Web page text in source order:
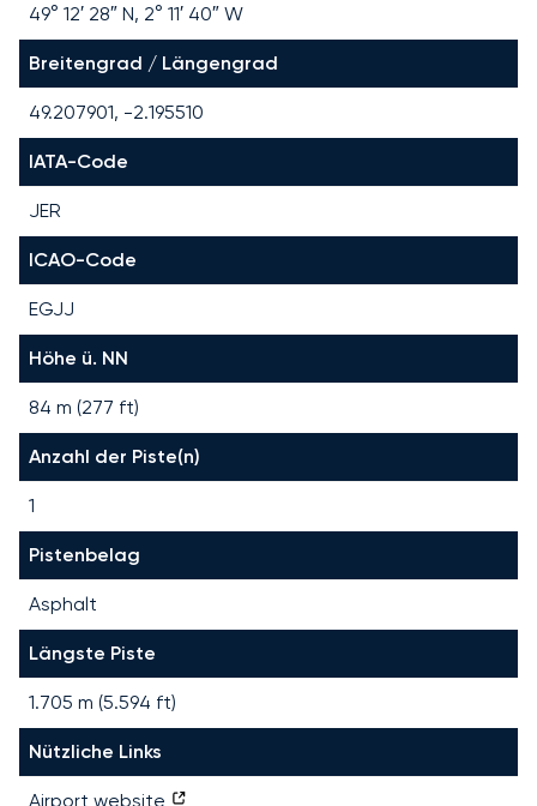
49° 12′ 28″ N, 2° 11′ 40″ W
Breitengrad / Längengrad
49.207901, -2.195510
IATA-Code
JER
ICAO-Code
EGJJ
Höhe ü. NN
84 m (277 ft)
Anzahl der Piste(n)
1
Pistenbelag
Asphalt
Längste Piste
1.705 m (5.594 ft)
Nützliche Links
Airport website